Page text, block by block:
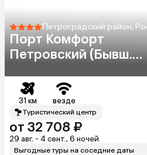
Петроградский район,
Порт Комфорт
Петровский (Бывш.
31 км везде
Туристический центр
от 32 708 ₽
29 авг. - 4 сент., 6 ночей
Выгодные туры на соседние даты